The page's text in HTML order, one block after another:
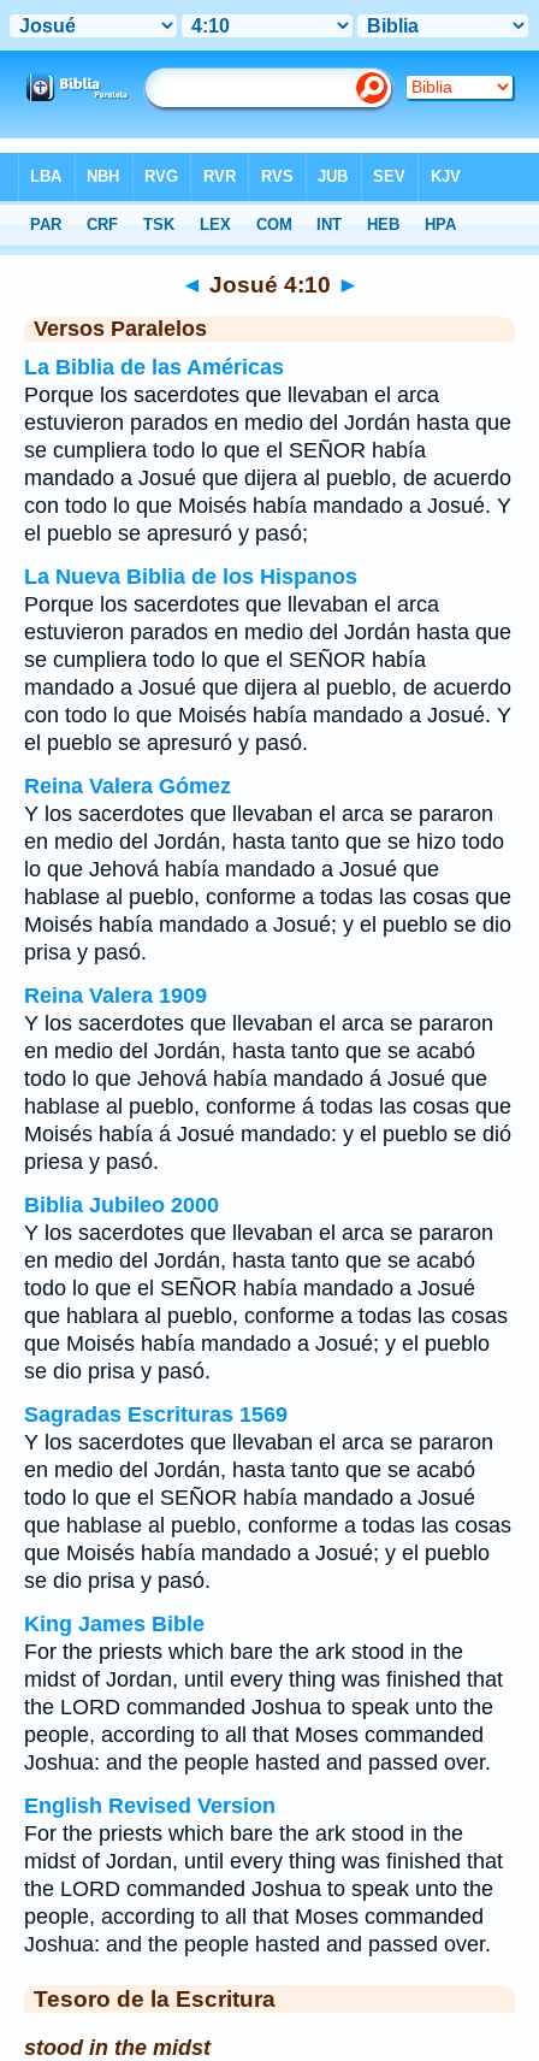
>Josué > Capítulo 4> Verso 10
◄ Josué 4:10 ►
Versos Paralelos
La Biblia de las Américas
Porque los sacerdotes que llevaban el arca
estuvieron parados en medio del Jordán hasta que
se cumpliera todo lo que el SEÑOR había
mandado a Josué que dijera al pueblo, de acuerdo
con todo lo que Moisés había mandado a Josué. Y
el pueblo se apresuró y pasó;
La Nueva Biblia de los Hispanos
Porque los sacerdotes que llevaban el arca
estuvieron parados en medio del Jordán hasta que
se cumpliera todo lo que el SEÑOR había
mandado a Josué que dijera al pueblo, de acuerdo
con todo lo que Moisés había mandado a Josué. Y
el pueblo se apresuró y pasó.
Reina Valera Gómez
Y los sacerdotes que llevaban el arca se pararon
en medio del Jordán, hasta tanto que se hizo todo
lo que Jehová había mandado a Josué que
hablase al pueblo, conforme a todas las cosas que
Moisés había mandado a Josué; y el pueblo se dio
prisa y pasó.
Reina Valera 1909
Y los sacerdotes que llevaban el arca se pararon
en medio del Jordán, hasta tanto que se acabó
todo lo que Jehová había mandado á Josué que
hablase al pueblo, conforme á todas las cosas que
Moisés había á Josué mandado: y el pueblo se dió
priesa y pasó.
Biblia Jubileo 2000
Y los sacerdotes que llevaban el arca se pararon
en medio del Jordán, hasta tanto que se acabó
todo lo que el SEÑOR había mandado a Josué
que hablara al pueblo, conforme a todas las cosas
que Moisés había mandado a Josué; y el pueblo
se dio prisa y pasó.
Sagradas Escrituras 1569
Y los sacerdotes que llevaban el arca se pararon
en medio del Jordán, hasta tanto que se acabó
todo lo que el SEÑOR había mandado a Josué
que hablase al pueblo, conforme a todas las cosas
que Moisés había mandado a Josué; y el pueblo
se dio prisa y pasó.
King James Bible
For the priests which bare the ark stood in the
midst of Jordan, until every thing was finished that
the LORD commanded Joshua to speak unto the
people, according to all that Moses commanded
Joshua: and the people hasted and passed over.
English Revised Version
For the priests which bare the ark stood in the
midst of Jordan, until every thing was finished that
the LORD commanded Joshua to speak unto the
people, according to all that Moses commanded
Joshua: and the people hasted and passed over.
Tesoro de la Escritura
stood in the midst